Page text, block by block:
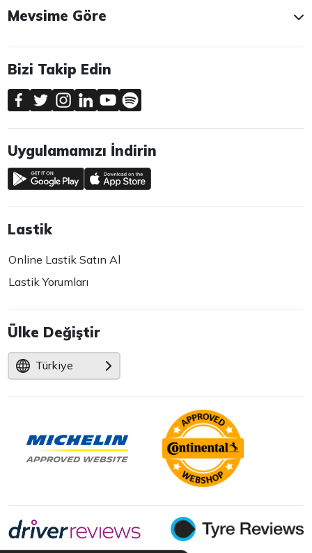
Mevsime Göre
Bizi Takip Edin
Uygulamamızı İndirin
Lastik
Online Lastik Satın Al
Lastik Yorumları
Ülke Değiştir
Türkiye